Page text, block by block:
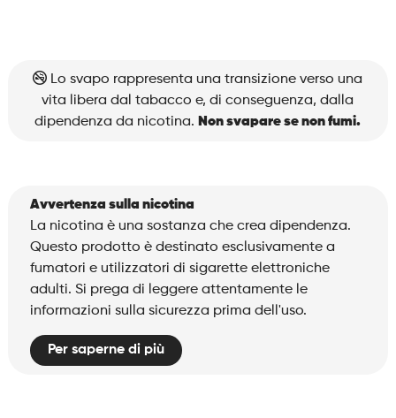
Strawberry
Kiwi
quantità
Lo svapo rappresenta una transizione verso una
vita libera dal tabacco e, di conseguenza, dalla
dipendenza da nicotina. Non svapare se non fumi.
Avvertenza sulla nicotina
La nicotina è una sostanza che crea dipendenza.
Questo prodotto è destinato esclusivamente a
fumatori e utilizzatori di sigarette elettroniche
adulti. Si prega di leggere attentamente le
informazioni sulla sicurezza prima dell'uso.
Per saperne di più